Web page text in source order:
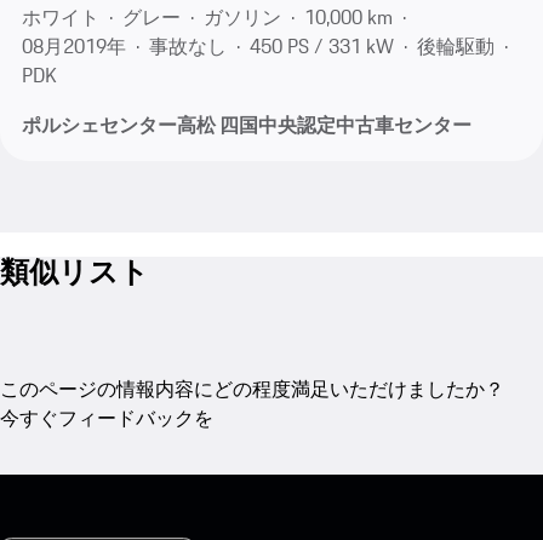
ホワイト
グレー ガソリン
10,000 km
08月​2019年
事故なし 450 PS / 331 kW
後輪駆動
PDK
ポルシェセンター高松 四国中央認定中古車センター
類似リスト
このページの情報内容にどの程度満足いただけましたか？
今すぐフィードバックを